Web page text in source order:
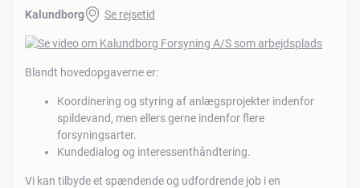
Kalundborg Se rejsetid
Blandt hovedopgaverne er:
Koordinering og styring af anlægsprojekter indenfor
spildevand, men ellers gerne indenfor flere
forsyningsarter.
Kundedialog og interessenthåndtering.
Vi kan tilbyde et spændende og udfordrende job i en